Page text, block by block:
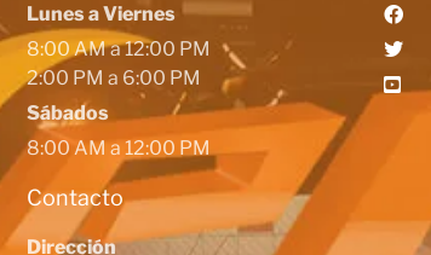
Lunes a Viernes
8:00 AM a 12:00 PM
2:00 PM a 6:00 PM
Sábados
8:00 AM a 12:00 PM
Contacto
Dirección